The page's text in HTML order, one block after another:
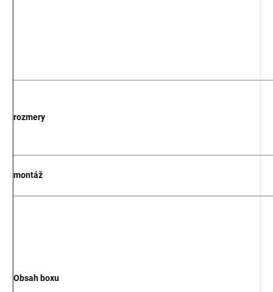
rozmery
montáž
Obsah boxu